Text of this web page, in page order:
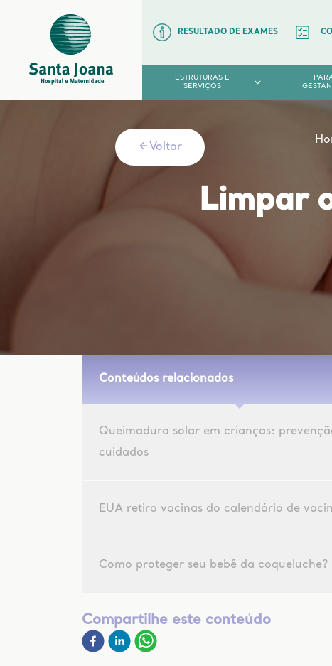
RESULTADO DE EXAMES
ESTRUTURAS E
SERVIÇOS
Voltar
Limpar
Conteúdos relacionados
Queimadura solar em crianças:
cuidados
EUA retira vacinas do calendário de
Como proteger seu bebê da coqueluche?
Compartilhe este conteúdo